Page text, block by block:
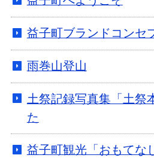
益子町ブランドコンセ
雨巻山登山
土祭記録写真集「土祭
た
益子町観光「おもてな